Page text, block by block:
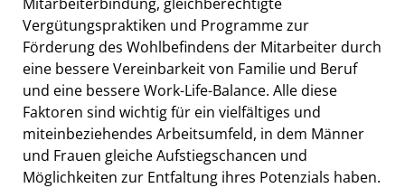
Vergütungspraktiken und Programme zur
Förderung des Wohlbefindens der Mitarbeiter durch
eine bessere Vereinbarkeit von Familie und Beruf
und eine bessere Work-Life-Balance. Alle diese
Faktoren sind wichtig für ein vielfältiges und
miteinbeziehendes Arbeitsumfeld, in dem Männer
und Frauen gleiche Aufstiegschancen und
Möglichkeiten zur Entfaltung ihres Potenzials haben.